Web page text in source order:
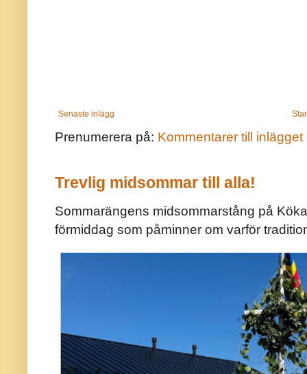
Senaste inlägg
Prenumerera på: Kommentarer till inlägget
Trevlig midsommar till alla!
Sommarängens midsommarstång på
förmiddag som påminner om varför